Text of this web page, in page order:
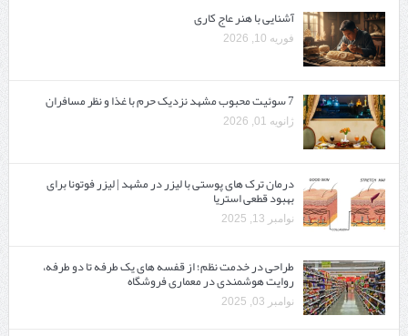
آشنایی با هنر عاج کاری
فوریه 10, 2026
7 سوئیت محبوب مشهد نزدیک حرم با غذا و نظر مسافران
ژانویه 01, 2026
درمان ترک های پوستی با لیزر در مشهد | لیزر فوتونا برای
بهبود قطعی استریا
نوامبر 13, 2025
طراحی در خدمت نظم؛ از قفسه ‌های یک‌ طرفه تا دو طرفه،
روایت هوشمندی در معماری فروشگاه
نوامبر 03, 2025